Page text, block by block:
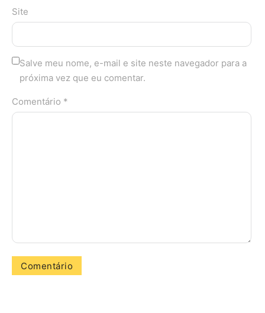
Site
Salve meu nome, e-mail e site neste navegador para a
próxima vez que eu comentar.
Comentário *